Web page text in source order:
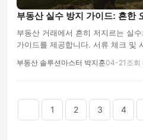
부동산 실수 방지 가이드: 흔한
부동산 거래에서 흔히 저지르는 실
가이드를 제공합니다. 서류 체크 및
부동산 솔루션마스터 박지훈04-21 조회
1 2 3 4